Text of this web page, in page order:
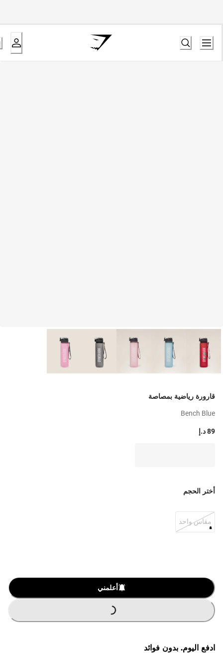
قارورة رياضية بمصاصة
Bench Blue
89 د.إ
أختر الحجم
مقاس واحد
أعلمني
G
.
ادفع اليوم. بدون فوائد